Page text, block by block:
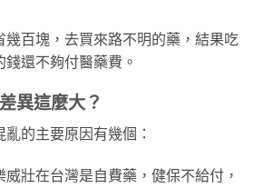
幾百塊，去買來路不明的藥，結果吃
還不夠付醫藥費。
異這麼大？
的主要原因有幾個：
威壯在台灣是自費藥，健保不給付，